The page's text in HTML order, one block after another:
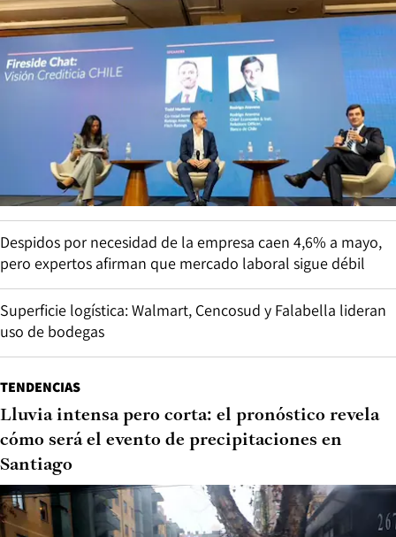
Despidos por necesidad de la empresa caen 4,6% a mayo,
pero expertos afirman que mercado laboral sigue débil
Superficie logística: Walmart, Cencosud y Falabella lideran
uso de bodegas
TENDENCIAS
Lluvia intensa pero corta: el pronóstico revela
cómo será el evento de precipitaciones en
Santiago